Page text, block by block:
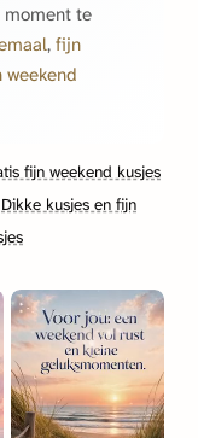
moment te
, fijn
weekend
fijn weekend kusjes
Dikke kusjes en fijn